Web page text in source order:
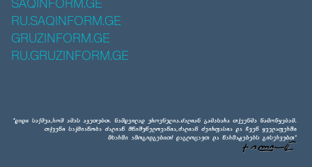
SAQINFORM.GE
RU.SAQINFORM.GE
GRUZINFORM.GE
RU.GRUZINFORM.GE